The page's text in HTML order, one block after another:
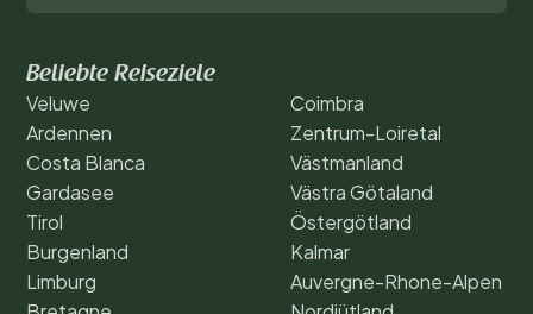
Beliebte Reiseziele
Veluwe
Ardennen
Costa Blanca
Gardasee
Tirol
Burgenland
Limburg
Coimbra
Zentrum-Loiretal
Västmanland
Västra Götaland
Östergötland
Kalmar
Auvergne-Rhone-Alpen